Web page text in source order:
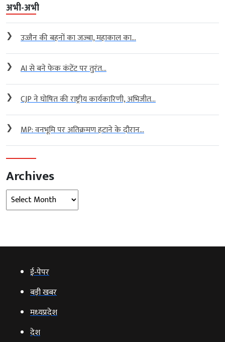
अभी-अभी
❯ उज्जैन की बहनों का जज्बा, महाकाल का...
❯ AI से बने फेक कंटेंट पर तुरंत...
❯ CJP ने घोषित की राष्ट्रीय कार्यकारिणी, अभिजीत...
❯ MP: वनभूमि पर अतिक्रमण हटाने के दौरान...
Archives
Archives
ई‑पेपर
बड़ी खबर
मध्‍यप्रदेश
देश